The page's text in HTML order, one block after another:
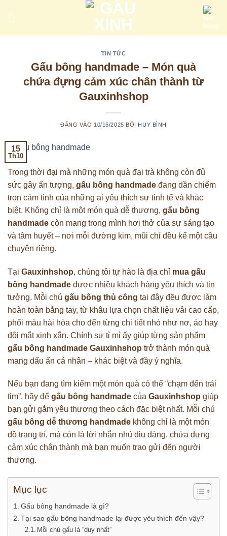
TIN TỨC
Gấu bông handmade – Món quà
chứa đựng cảm xúc chân thành từ
Gauxinhshop
ĐĂNG VÀO 10/15/2025 BỞI HUY BÌNH
15
Th10
Trong thời đại mà những món quà đại trà không còn đủ
sức gây ấn tượng, gấu bông handmade đang dần chiếm
trọn cảm tình của những ai yêu thích sự tinh tế và khác
biệt. Không chỉ là một món quà dễ thương, gấu bông
handmade còn mang trong mình hơi thở của sự sáng tạo
và tâm huyết – nơi mỗi đường kim, mũi chỉ đều kể một câu
chuyện riêng.
Tại Gauxinhshop, chúng tôi tự hào là địa chỉ mua gấu
bông handmade được nhiều khách hàng yêu thích và tin
tưởng. Mỗi chú gấu bông thủ công tại đây đều được làm
hoàn toàn bằng tay, từ khâu lựa chọn chất liệu vải cao cấp,
phối màu hài hòa cho đến từng chi tiết nhỏ như nơ, áo hay
đôi mắt xinh xắn. Chính sự tỉ mỉ ấy giúp từng sản phẩm
gấu bông handmade Gauxinhshop trở thành món quà
mang dấu ấn cá nhân – khác biệt và đầy ý nghĩa.
Nếu bạn đang tìm kiếm một món quà có thể “chạm đến trái
tim”, hãy để gấu bông handmade của Gauxinhshop giúp
bạn gửi gắm yêu thương theo cách đặc biệt nhất. Mỗi chú
gấu bông dễ thương handmade không chỉ là một món
đồ trang trí, mà còn là lời nhắn nhủ dịu dàng, chứa đựng
cảm xúc chân thành mà bạn muốn trao gửi đến người
thương.
Mục lục
Gấu bông handmade là gì?
Tại sao gấu bông handmade lại được yêu thích đến vậy?
Mỗi chú gấu là “duy nhất”